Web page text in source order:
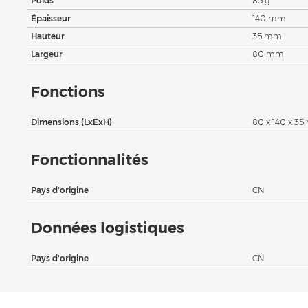
Épaisseur
140 mm
Hauteur
35 mm
Largeur
80 mm
Fonctions
Dimensions (LxExH) 80 x 140 x
Fonctionnalités
Pays d'origine CN
Données logistiques
Pays d'origine CN